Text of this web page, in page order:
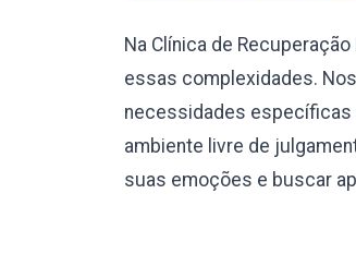
Na Clínica de
essas complexidades.
necessidades específicas
ambiente livre de
suas emoções e buscar